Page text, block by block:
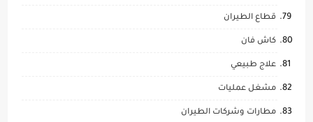
قطاع الطيران
كاش فان
علاج طبيعي
مشغل عمليات
مطارات وشركات الطيران